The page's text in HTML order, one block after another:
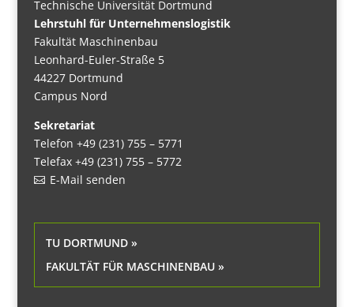
Technische Universität Dortmund
Lehrstuhl für Unternehmenslogistik
Fakultät Maschinenbau
Leonhard-Euler-Straße 5
44227 Dortmund
Campus Nord
Sekretariat
Telefon +49 (231) 755 – 5771
Telefax +49 (231) 755 – 5772
E-Mail senden
TU DORTMUND »
FAKULTÄT FÜR MASCHINENBAU »